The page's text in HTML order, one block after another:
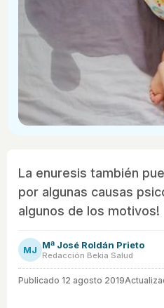
La enuresis también
por algunas causas
algunos de los motivos!
MJ Mª José Roldán Prieto
Redacción Bekia Salud
Publicado 12 agosto 2019